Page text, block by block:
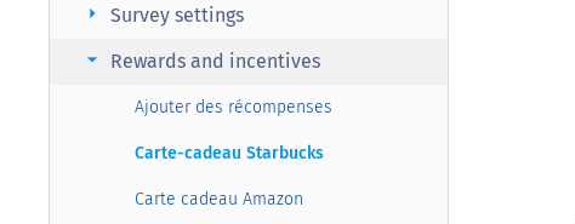
Survey settings
arrow_right
Rewards and incentives
arrow_right
Ajouter des récompenses
Carte-cadeau Starbucks
Carte cadeau Amazon